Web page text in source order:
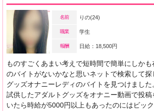
名前 りの(24)
職業 学生
報酬 日給：18,500円
ものすごくあまい考えで短時間で簡単にしか
のバイトがないかなと思いネットで検索して
グッズオナニーレディのバイトを見つけました
試供したアダルトグッズをオナニー動画で投
いたら時給が5000円以上もあったのにはビッ